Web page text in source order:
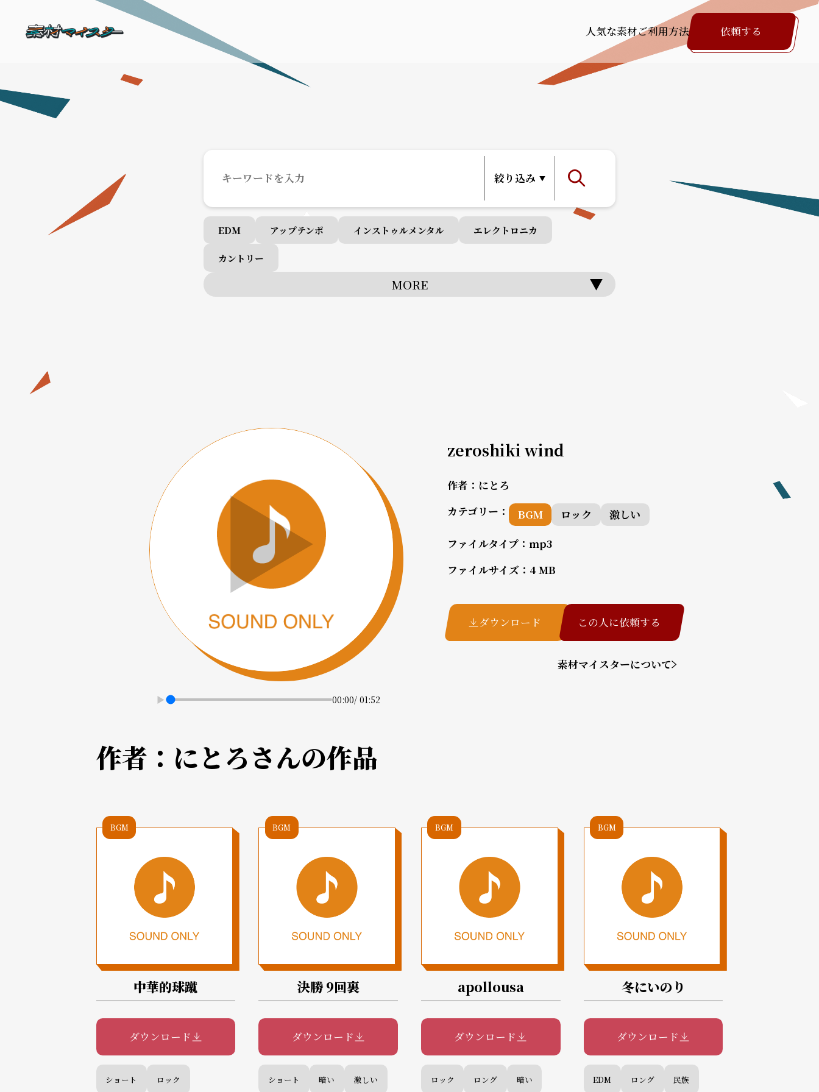
人気な素材ご利用方法 依頼する
EDM アップテンポ インストゥルメンタル エレクトロニカ
カントリー
MORE
00:00/ 01:52
zeroshiki wind
作者： にとろ
カテゴリー：
BGM ロック
激しい
ファイルタイプ： mp3
ファイルサイズ： 4 MB
ダウンロード この人に依頼する
素材マイスターについて
作者： にとろさんの作品
BGM
中華的球蹴
ダウンロード
ショート ロック
BGM
決勝 9回裏
ダウンロード
ショート 暗い 激しい
BGM
apollousa
ダウンロード
ロック ロング 暗い
BGM
冬にいのり
ダウンロード
EDM ロング 民族